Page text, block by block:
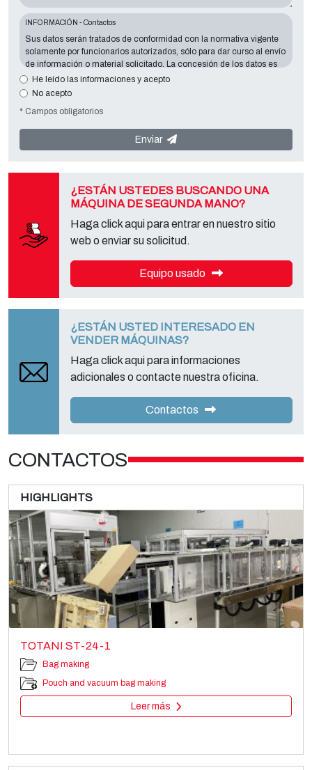
INFORMACIÓN - Contactos
Sus datos serán tratados de conformidad con la normativa vigente
solamente por funcionarios autorizados, sólo para dar curso al envío
de información o material solicitado. La concesión de los datos es
esencial en relación con la finalidad expuesta; los datos que faltan
harán imposible contactar con usted y satisfacer sus peticiones. El
Via A. Dominutti, 6 37135 (VR) Italy
con el "Servicio de Privacy " en la parte Controller de datos para
ejercer todos los derechos previstos y para obtener la información
He leído las informaciones y acepto
No acepto
* Campos obligatorios
Enviar
¿ESTÁN USTEDES BUSCANDO UNA
MÁQUINA DE SEGUNDA MANO?
Haga click aqui para entrar en nuestro sitio
web o enviar su solicitud.
Equipo usado
¿ESTÁN USTED INTERESADO EN
VENDER MÁQUINAS?
Haga click aqui para informaciones
adicionales o contacte nuestra oficina.
Contactos
CONTACTOS
HIGHLIGHTS
TOTANI ST-24-1
Bag making
Pouch and vacuum bag making
Leer más